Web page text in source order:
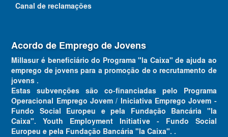
Canal de reclamações
Acordo de Emprego de Jovens
Millasur é beneficiário do Programa "la Caixa" de ajuda ao
emprego de jovens para a promoção de o recrutamento de
jovens .
Estas subvenções são co-financiadas pelo Programa
Operacional Emprego Jovem / Iniciativa Emprego Jovem -
Fundo Social Europeu e pela Fundação Bancária "la
Caixa". Youth Employment Initiative - Fundo Social
Europeu e pela Fundação Bancária "la Caixa". .